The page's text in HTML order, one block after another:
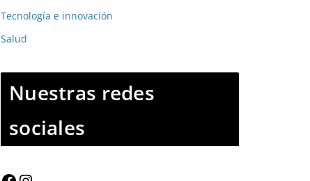
Tecnología e innovación
Salud
Nuestras redes
sociales